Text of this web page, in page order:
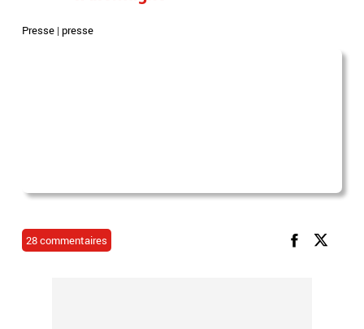
Presse |presse
28 commentaires